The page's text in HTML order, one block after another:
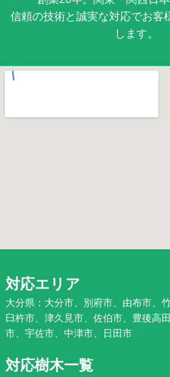
信頼の技術と誠実な対応でお客
します。
対応エリア
大分県：大分市、別府市、由布市、
臼杵市、津久見市、佐伯市、豊後高
市、宇佐市、中津市、日田市
対応樹木一覧